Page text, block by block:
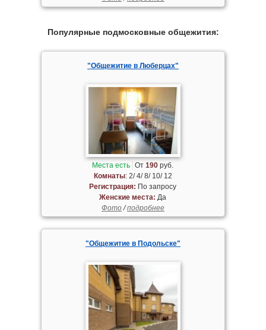
Популярные подмосковные общежития:
"Общежитие в Люберцах"
Места есть От190 руб.
Комнаты: 2/ 4/ 8/ 10/ 12
Регистрация: По запросу
Женские места: Да
Фото/подробнее
"Общежитие в Подольске"